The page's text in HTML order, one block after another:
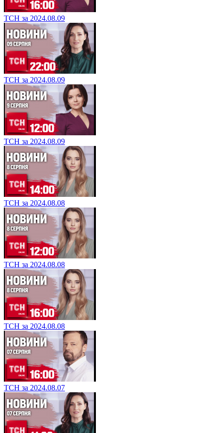
ТСН за 2024.08.09
ТСН за 2024.08.09
ТСН за 2024.08.09
ТСН за 2024.08.08
ТСН за 2024.08.08
ТСН за 2024.08.08
ТСН за 2024.08.07